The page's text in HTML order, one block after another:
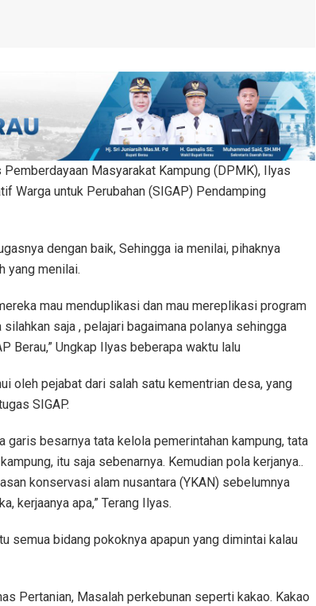
Pemberdayaan Masyarakat Kampung (DPMK), Ilyas
Warga untuk Perubahan (SIGAP) Pendamping
dengan baik, Sehingga ia menilai, pihaknya
yang menilai.
mau menduplikasi dan mau mereplikasi program
saja , pelajari bagaimana polanya sehingga
Berau,” Ungkap Ilyas beberapa waktu lalu
oleh pejabat dari salah satu kementrian desa, yang
SIGAP.
garis besarnya tata kelola pemerintahan kampung, tata
itu saja sebenarnya. Kemudian pola kerjanya..
konservasi alam nusantara (YKAN) sebelumnya
kerjaanya apa,” Terang Ilyas.
semua bidang pokoknya apapun yang dimintai kalau
Pertanian, Masalah perkebunan seperti kakao. Kakao